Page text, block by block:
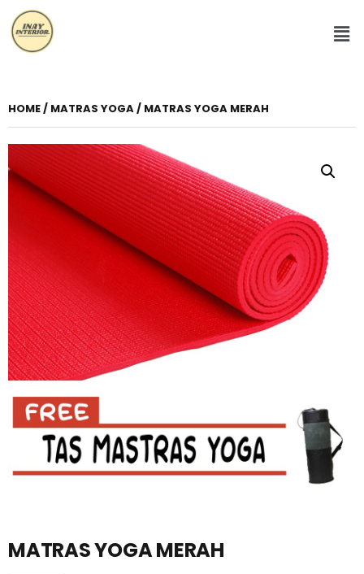
HOME/ MATRAS YOGA/ MATRAS YOGA MERAH
MATRAS YOGA MERAH